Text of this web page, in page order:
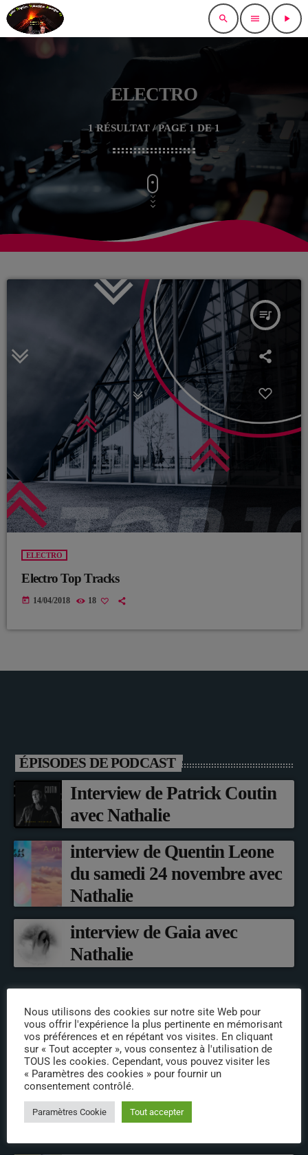
search menu play_arrow
ELECTRO
1 RÉSULTAT / PAGE 1 DE 1
queue_music
ELECTRO
Electro Top Tracks
today 14/04/2018 18
ÉPISODES DE PODCAST
Interview de Patrick Coutin
avec Nathalie
interview de Quentin Leone
du samedi 24 novembre avec
Nathalie
interview de Gaia avec
Nathalie
INTERVENANTS
Jérémy
Alain animateur
Nous utilisons des cookies sur notre site Web pour
vous offrir l'expérience la plus pertinente en mémorisant
vos préférences et en répétant vos visites. En cliquant
sur « Tout accepter », vous consentez à l'utilisation de
TOUS les cookies. Cependant, vous pouvez visiter les
« Paramètres des cookies » pour fournir un
consentement contrôlé.
Paramètres Cookie Tout accepter